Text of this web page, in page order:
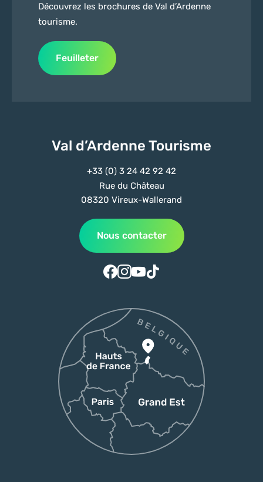
Découvrez les brochures de Val d’Ardenne
tourisme.
Feuilleter
Val d’Ardenne Tourisme
+33 (0) 3 24 42 92 42
Rue du Château
08320 Vireux-Wallerand
Nous contacter
Suivez-nous sur Facebook
Suivez-nous sur Instagram
Suivez-nous sur Youtube
Suivez-nous sur Tiktok